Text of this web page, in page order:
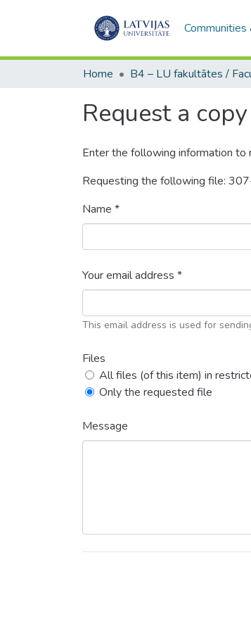
Communities
Home
Request a
Enter the following information
Requesting the following file:
Name *
Your email address *
This email address is used for
Files
All files (of this item) in
Only the requested file
Message